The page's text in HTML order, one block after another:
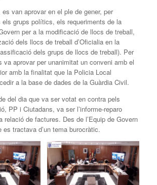
es van aprovar en el ple de gener, per
grups polítics, els requeriments de la
per a la modificació de llocs de treball,
dels llocs de treball d’Oficialia en la
dels grups de llocs de treball). Per
va aprovar per unanimitat un conveni amb el
amb la finalitat que la Policia Local
a la base de dades de la Guàrdia Civil.
del dia que va ser votat en contra pels
PP i Ciutadans, va ser l’informe-reparo
relació de factures. Des de l’Equip de Govern
tractava d’un tema burocràtic.